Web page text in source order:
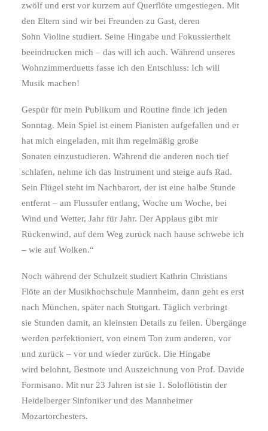
zwölf und erst vor kurzem auf Querflöte umgestiegen. Mit
den Eltern sind wir bei Freunden zu Gast, deren
Sohn Violine studiert. Seine Hingabe und Fokussiertheit
beeindrucken mich – das will ich auch. Während unseres
Wohnzimmerduetts fasse ich den Entschluss: Ich will
Musik machen!
Gespür für mein Publikum und Routine finde ich jeden
Sonntag. Mein Spiel ist einem Pianisten aufgefallen und er
hat mich eingeladen, mit ihm regelmäßig große
Sonaten einzustudieren. Während die anderen noch tief
schlafen, nehme ich das Instrument und steige aufs Rad.
Sein Flügel steht im Nachbarort, der ist eine halbe Stunde
entfernt – am Flussufer entlang, Woche um Woche, bei
Wind und Wetter, Jahr für Jahr. Der Applaus gibt mir
Rückenwind, auf dem Weg zurück nach hause schwebe ich
– wie auf Wolken.“
Noch während der Schulzeit studiert Kathrin Christians
Flöte an der Musikhochschule Mannheim, dann geht es erst
nach München, später nach Stuttgart. Täglich verbringt
sie Stunden damit, an kleinsten Details zu feilen. Übergänge
werden perfektioniert, von einem Ton zum anderen, vor
und zurück – vor und wieder zurück. Die Hingabe
wird belohnt, Bestnote und Auszeichnung von Prof. Davide
Formisano. Mit nur 23 Jahren ist sie 1. Soloflötistin der
Heidelberger Sinfoniker und des Mannheimer
Mozartorchesters.